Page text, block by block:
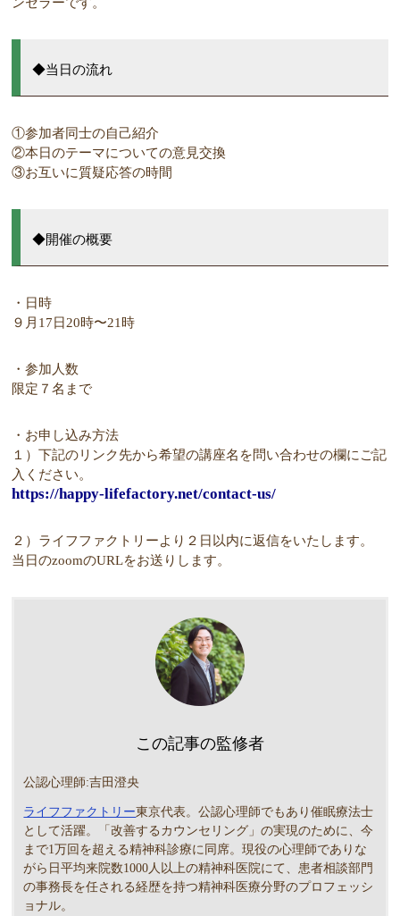
◆当日の流れ
①参加者同士の自己紹介
②本日のテーマについての意見交換
③お互いに質疑応答の時間
◆開催の概要
・日時
９月17日20時〜21時
・参加人数
限定７名まで
・お申し込み方法
１）下記のリンク先から希望の講座名を問い合わせの欄にご記
入ください。
https://happy-lifefactory.net/contact-us/
２）ライフファクトリーより２日以内に返信をいたします。
当日のzoomのURLをお送りします。
この記事の監修者
公認心理師:吉田澄央
ライフファクトリー東京代表。公認心理師でもあり催眠療法士
として活躍。「改善するカウンセリング」の実現のために、今
まで1万回を超える精神科診療に同席。現役の心理師でありな
がら日平均来院数1000人以上の精神科医院にて、患者相談部門
の事務長を任される経歴を持つ精神科医療分野のプロフェッシ
ョナル。